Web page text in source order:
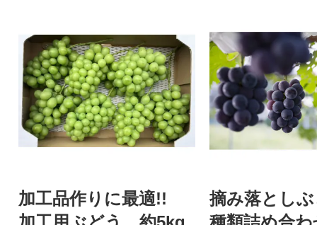
加工品作りに最適!!
摘み落とし